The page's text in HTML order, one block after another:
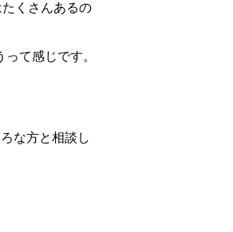
くさんあるの
て感じです。
な方と相談し